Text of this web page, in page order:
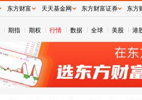
期指 期权 行情 数据 全球 美股 港
东方财富 天天基金网 东方财富证券 东方